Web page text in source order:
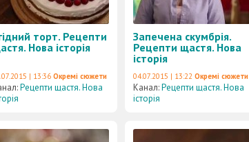
торт. Рецепти
Нова історія
| 13:36 Окремі сюжети
Рецепти щастя. Нова
Запечена скумбрія.
Рецепти щастя. Нова
історія
04.07.2015 | 13:22 Окремі сюжети
Канал:Рецепти щастя. Нова
історія